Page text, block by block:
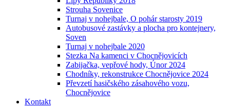
Strouha Sovenice
Turnaj v nohejbale, O pohár starosty 2019
Autobusové zastávky a plocha pro kontejnery,
Soven
Turnaj v nohejbale 2020
Stezka Na kamenci v Chocnějovicích
Zabijačka, vepřové hody, Únor 2024
Chodníky, rekonstrukce Chocnějovice 2024
Převzetí hasičského zásahového vozu,
Chocnějovice
Kontakt